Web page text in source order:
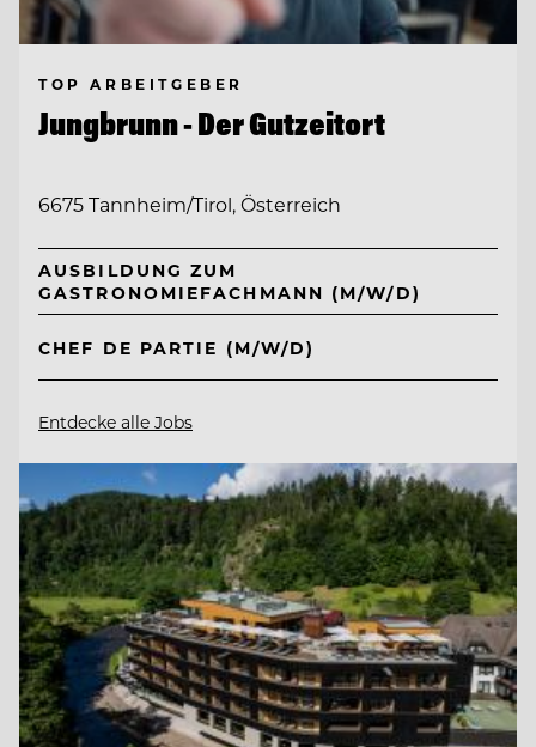
TOP ARBEITGEBER
Jungbrunn - Der Gutzeitort
6675 Tannheim/Tirol, Österreich
AUSBILDUNG ZUM
GASTRONOMIEFACHMANN (M/W/D)
CHEF DE PARTIE (M/W/D)
Entdecke alle Jobs